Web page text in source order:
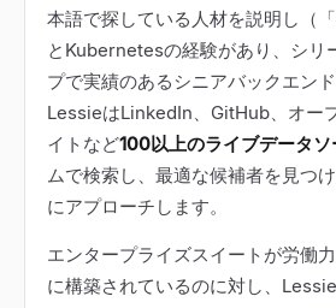
本語で探している人材を説明し（
とKubernetesの経験があり、シリ
プで実績のあるシニアバックエンド
LessieはLinkedIn、GitHub、オー
イトなど100以上のライブデータソ
ムで検索し、最適な候補者を見つ
にアプローチします。
エンタープライズスイートが労働
に構築されているのに対し、